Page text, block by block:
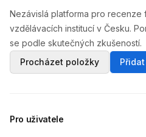
Nezávislá platforma pro recenze
vzdělávacích institucí v Česku.
se podle skutečných zkušeností.
Procházet položky
Pro uživatele